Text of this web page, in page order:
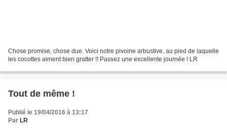
Chose promise, chose due. Voici notre pivoine arbustive, au pied de laquelle
les cocottes aiment bien gratter !! Passez une excellente journée ! LR
Tout de même !
Publié le 19/04/2016 à 13:17
Par LR